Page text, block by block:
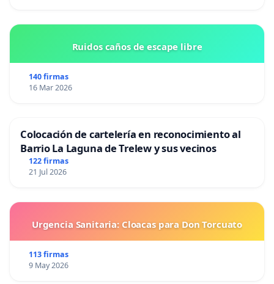
Ruidos caños de escape libre
140 firmas
16 Mar 2026
Colocación de cartelería en reconocimiento al
Barrio La Laguna de Trelew y sus vecinos
122 firmas
21 Jul 2026
Urgencia Sanitaria: Cloacas para Don Torcuato
113 firmas
9 May 2026